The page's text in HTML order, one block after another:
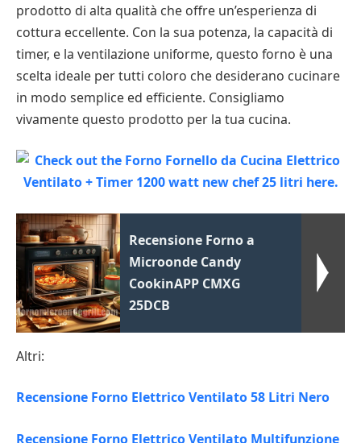
prodotto di alta qualità che offre un’esperienza di
cottura eccellente. Con la sua potenza, la capacità di
timer, e la ventilazione uniforme, questo forno è una
scelta ideale per tutti coloro che desiderano cucinare
in modo semplice ed efficiente. Consigliamo
vivamente questo prodotto per la tua cucina.
Recensione Forno a
Microonde Candy
CookinAPP CMXG
25DCB
Altri:
Recensione Forno Elettrico Ventilato 58 Litri Nero
Recensione Forno Elettrico Ventilato Multifunzione